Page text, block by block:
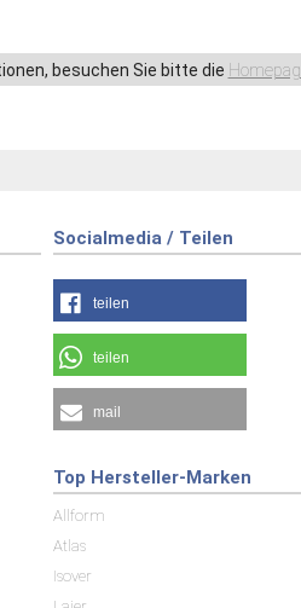
besuchen Sie bitte die
Socialmedia / Teilen
teilen
teilen
mail
Top Hersteller-Marken
Allform
Atlas
Isover